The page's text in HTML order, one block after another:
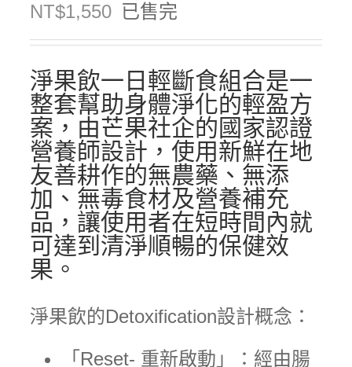
NT$1,550 已售完
淨果飲一日輕斷食組合是一
整套幫助身體淨化的輕盈方
案，由芒果社企的國家認證
營養師設計，使用新鮮在地
友善耕作的無農藥、無添
加、無毒食材及營養補充
品，讓使用者在短時間內就
可達到清淨順暢的保健效
果。
淨果飲的Detoxification設計概念：
「Reset- 重新啟動」：經由腸